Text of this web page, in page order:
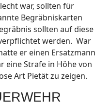
war, sollten für
Begräbniskarten
sollten auf diese
werden. War
er einen Ersatzmann
eine Strafe in Höhe von
Art Pietät zu zeigen.